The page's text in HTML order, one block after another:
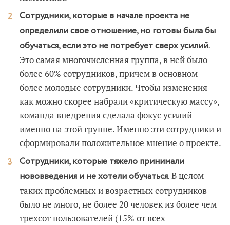
Сотрудники, которые в начале проекта не
определили свое отношение, но готовы была бы
обучаться, если это не потребует сверх усилий.
Это самая многочисленная группа, в ней было
более 60% сотрудников, причем в основном
более молодые сотрудники. Чтобы изменения
как можно скорее набрали «критическую массу»,
команда внедрения сделала фокус усилий
именно на этой группе. Именно эти сотрудники и
сформировали положительное мнение о проекте.
Сотрудники, которые тяжело принимали
нововведения и не хотели обучаться.В целом
таких проблемных и возрастных сотрудников
было не много, не более 20 человек из более чем
трехсот пользователей (15% от всех